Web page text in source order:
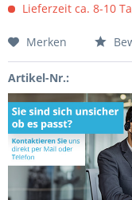
Lieferzeit ca. 8-10
Merken
Artikel-Nr.: